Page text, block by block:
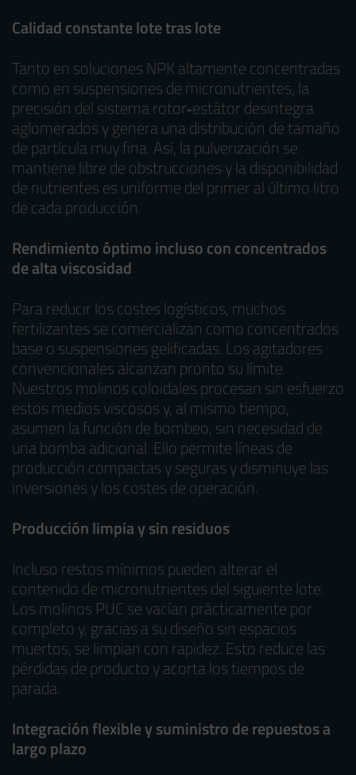
Calidad constante lote tras lote
Tanto en soluciones NPK altamente concentradas
como en suspensiones de micronutrientes, la
precisión del sistema rotor‑estátor desintegra
aglomerados y genera una distribución de tamaño
de partícula muy fina. Así, la pulverización se
mantiene libre de obstrucciones y la disponibilidad
de nutrientes es uniforme del primer al último litro
de cada producción.
Rendimiento óptimo incluso con concentrados
de alta viscosidad
Para reducir los costes logísticos, muchos
fertilizantes se comercializan como concentrados
base o suspensiones gelificadas. Los agitadores
convencionales alcanzan pronto su límite.
Nuestros molinos coloidales procesan sin esfuerzo
estos medios viscosos y, al mismo tiempo,
asumen la función de bombeo, sin necesidad de
una bomba adicional. Ello permite líneas de
producción compactas y seguras y disminuye las
inversiones y los costes de operación.
Producción limpia y sin residuos
Incluso restos mínimos pueden alterar el
contenido de micronutrientes del siguiente lote.
Los molinos PUC se vacían prácticamente por
completo y, gracias a su diseño sin espacios
muertos, se limpian con rapidez. Esto reduce las
pérdidas de producto y acorta los tiempos de
parada.
Integración flexible y suministro de repuestos a
largo plazo